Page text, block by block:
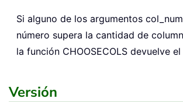
Si alguno de los argumentos
número supera la cantidad de
la función CHOOSECOLS devuelve el
Versión